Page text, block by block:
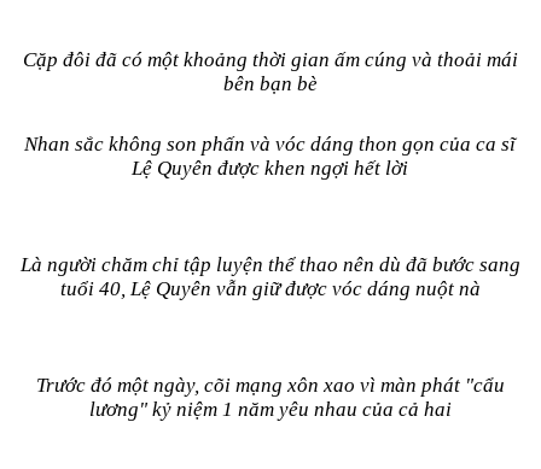
Cặp đôi đã có một khoảng thời gian ấm cúng và thoải mái
bên bạn bè
Nhan sắc không son phấn và vóc dáng thon gọn của ca sĩ
Lệ Quyên được khen ngợi hết lời
Là người chăm chỉ tập luyện thể thao nên dù đã bước sang
tuổi 40, Lệ Quyên vẫn giữ được vóc dáng nuột nà
Trước đó một ngày, cõi mạng xôn xao vì màn phát "cẩu
lương" kỷ niệm 1 năm yêu nhau của cả hai